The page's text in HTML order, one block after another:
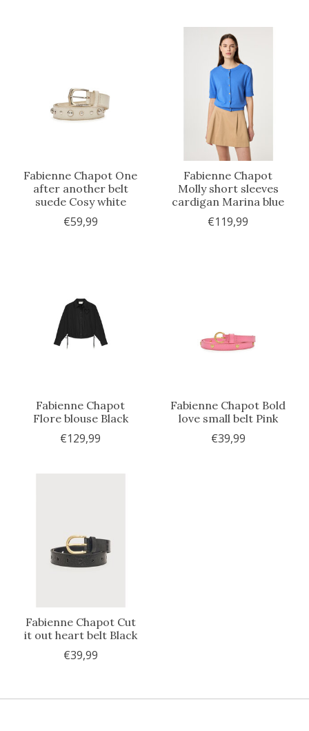
Fabienne Chapot One
after another belt
suede Cosy white
€59,99
Fabienne Chapot
Molly short sleeves
cardigan Marina blue
€119,99
Fabienne Chapot
Flore blouse Black
€129,99
Fabienne Chapot Bold
love small belt Pink
€39,99
Fabienne Chapot Cut
it out heart belt Black
€39,99